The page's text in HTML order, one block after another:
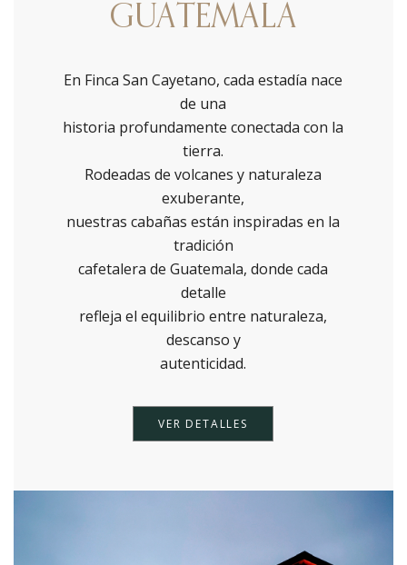
GUATEMALA
En Finca San Cayetano, cada estadía nace
de una
historia profundamente conectada con la
tierra.
Rodeadas de volcanes y naturaleza
exuberante,
nuestras cabañas están inspiradas en la
tradición
cafetalera de Guatemala, donde cada
detalle
refleja el equilibrio entre naturaleza,
descanso y
autenticidad.
VER DETALLES